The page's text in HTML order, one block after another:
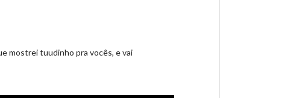
mostrei tuudinho pra vocês, e vai